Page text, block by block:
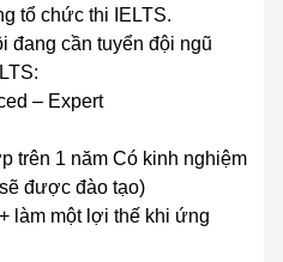
tổ chức thi IELTS.
đang cần tuyển đội ngũ
– Expert
trên 1 năm Có kinh nghiệm
được đào tạo)
làm một lợi thế khi ứng